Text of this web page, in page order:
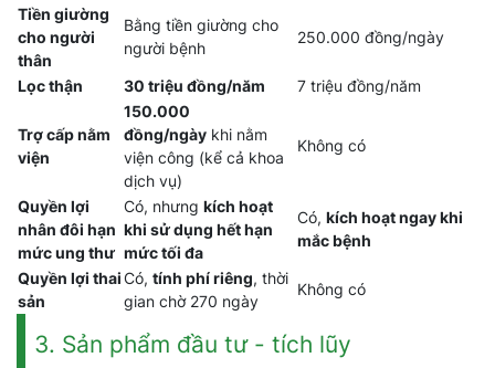
Tiền giường
cho người
thân
Bằng tiền giường cho
người bệnh
250.000 đồng/ngày
Lọc thận 30 triệu đồng/năm 7 triệu đồng/năm
Trợ cấp nằm
viện
150.000
đồng/ngày khi nằm
viện công (kể cả khoa
dịch vụ)
Không có
Quyền lợi
nhân đôi hạn
mức ung thư
Có, nhưng kích hoạt
khi sử dụng hết hạn
mức tối đa
Có, kích hoạt ngay khi
mắc bệnh
Quyền lợi thai
sản
Có, tính phí riêng, thời
gian chờ 270 ngày
Không có
3. Sản phẩm đầu tư - tích lũy